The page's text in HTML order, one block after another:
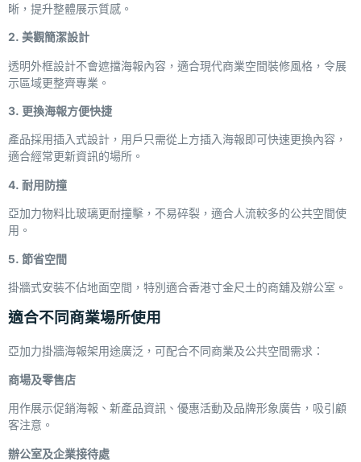
晰，提升整體展示質感。
2. 美觀簡潔設計
透明外框設計不會遮擋海報內容，適合現代商業空間裝修風格，令展
示區域更整齊專業。
3. 更換海報方便快捷
產品採用插入式設計，用戶只需從上方插入海報即可快速更換內容，
適合經常更新資訊的場所。
4. 耐用防撞
亞加力物料比玻璃更耐撞擊，不易碎裂，適合人流較多的公共空間使
用。
5. 節省空間
掛牆式安裝不佔地面空間，特別適合香港寸金尺土的商舖及辦公室。
適合不同商業場所使用
亞加力掛牆海報架用途廣泛，可配合不同商業及公共空間需求：
商場及零售店
用作展示促銷海報、新產品資訊、優惠活動及品牌形象廣告，吸引顧
客注意。
辦公室及企業接待處